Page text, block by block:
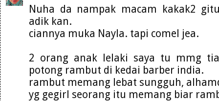
Nuha da nampak macam kakak2
adik kan.
ciannya muka Nayla. tapi comel jea.
2 orang anak lelaki saya tu mmg
potong rambut di kedai barber india.
rambut memang lebat sungguh,
yg gegirl seorang itu memang biar